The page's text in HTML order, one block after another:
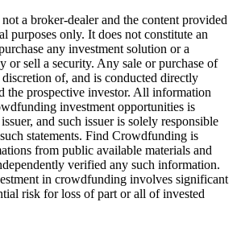
a broker-dealer and the content provided
purposes only. It does not constitute an
any investment solution or a
or sell a security. Any sale or purchase of
of, and is conducted directly
the prospective investor. All information
investment opportunities is
and such issuer is solely responsible
statements. Find Crowdfunding is
from public available materials and
verified any such information.
in crowdfunding involves significant
risk for loss of part or all of invested